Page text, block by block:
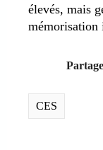
élevés, mais
mémorisation
CES